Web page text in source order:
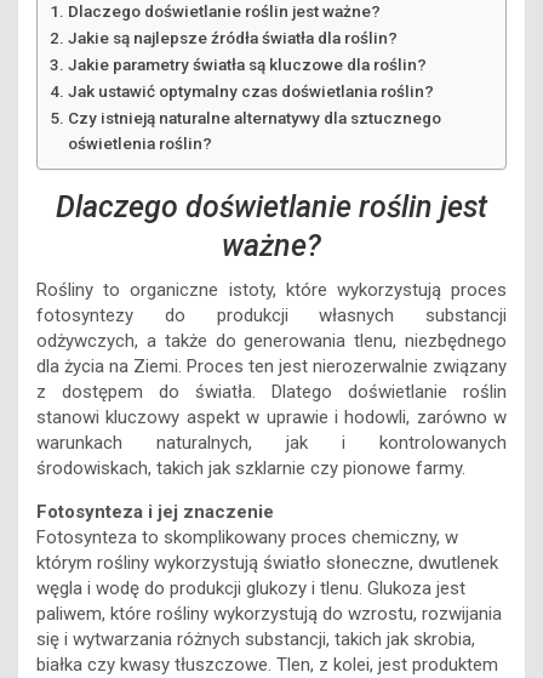
Dlaczego doświetlanie roślin jest ważne?
Jakie są najlepsze źródła światła dla roślin?
Jakie parametry światła są kluczowe dla roślin?
Jak ustawić optymalny czas doświetlania roślin?
Czy istnieją naturalne alternatywy dla sztucznego
oświetlenia roślin?
Dlaczego doświetlanie roślin jest
ważne?
Rośliny to organiczne istoty, które wykorzystują proces
fotosyntezy do produkcji własnych substancji
odżywczych, a także do generowania tlenu, niezbędnego
dla życia na Ziemi. Proces ten jest nierozerwalnie związany
z dostępem do światła. Dlatego doświetlanie roślin
stanowi kluczowy aspekt w uprawie i hodowli, zarówno w
warunkach naturalnych, jak i kontrolowanych
środowiskach, takich jak szklarnie czy pionowe farmy.
Fotosynteza i jej znaczenie
Fotosynteza to skomplikowany proces chemiczny, w
którym rośliny wykorzystują światło słoneczne, dwutlenek
węgla i wodę do produkcji glukozy i tlenu. Glukoza jest
paliwem, które rośliny wykorzystują do wzrostu, rozwijania
się i wytwarzania różnych substancji, takich jak skrobia,
białka czy kwasy tłuszczowe. Tlen, z kolei, jest produktem